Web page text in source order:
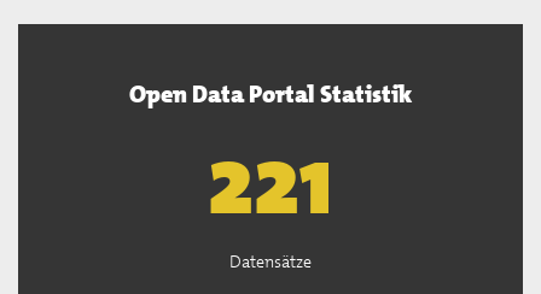
Open Data Portal Statistik
222
Datensätze